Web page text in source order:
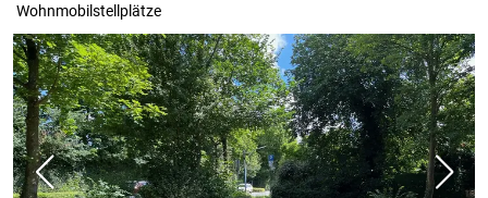
Wohnmobilstellplätze